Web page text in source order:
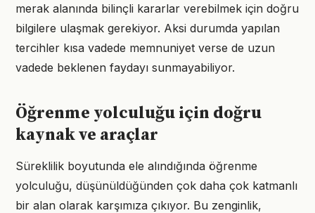
merak alanında bilinçli kararlar verebilmek için doğru
bilgilere ulaşmak gerekiyor. Aksi durumda yapılan
tercihler kısa vadede memnuniyet verse de uzun
vadede beklenen faydayı sunmayabiliyor.
Öğrenme yolculuğu için doğru
kaynak ve araçlar
Süreklilik boyutunda ele alındığında öğrenme
yolculuğu, düşünüldüğünden çok daha çok katmanlı
bir alan olarak karşımıza çıkıyor. Bu zenginlik,